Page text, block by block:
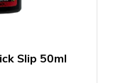
Slip 50ml